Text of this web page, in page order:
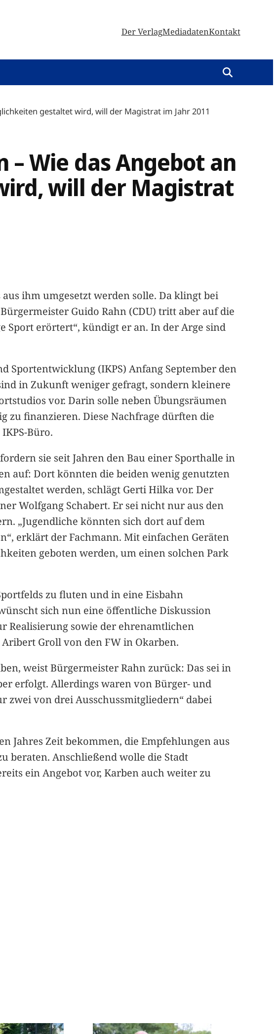
Der VerlagMediadatenKontakt
gestaltet wird, will der Magistrat im Jahr 2011
Wie das Angebot an
will der Magistrat
ihm umgesetzt werden solle. Da klingt bei
Guido Rahn (CDU) tritt aber auf die
Sport erörtert“, kündigt er an. In der Arge sind
(IKPS) Anfang September den
in Zukunft weniger gefragt, sondern kleinere
vor. Darin solle neben Übungsräumen
zu finanzieren. Diese Nachfrage dürften die
Büro.
sie seit Jahren den Bau einer Sporthalle in
auf: Dort könnten die beiden wenig genutzten
werden, schlägt Gerti Hilka vor. Der
Wolfgang Schabert. Er sei nicht nur aus den
„Jugendliche könnten sich dort auf dem
erklärt der Fachmann. Mit einfachen Geräten
geboten werden, um einen solchen Park
zu fluten und in eine Eisbahn
sich nun eine öffentliche Diskussion
Realisierung sowie der ehrenamtlichen
Groll von den FW in Okarben.
weist Bürgermeister Rahn zurück: Das sei in
erfolgt. Allerdings waren von Bürger- und
zwei von drei Ausschussmitgliedern“ dabei
Jahres Zeit bekommen, die Empfehlungen aus
beraten. Anschließend wolle die Stadt
ein Angebot vor, Karben auch weiter zu